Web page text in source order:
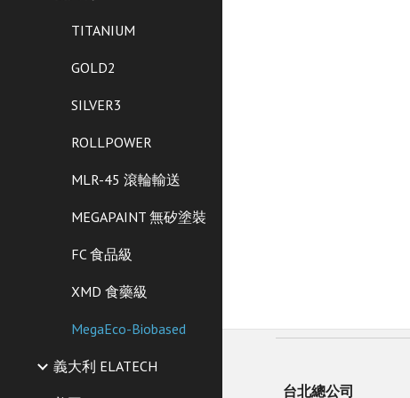
TITANIUM
GOLD2
SILVER3
ROLLPOWER
MLR-45 滾輪輸送
MEGAPAINT 無矽塗裝
FC 食品級
XMD 食藥級
MegaEco-Biobased
義大利 ELATECH
台北總公司